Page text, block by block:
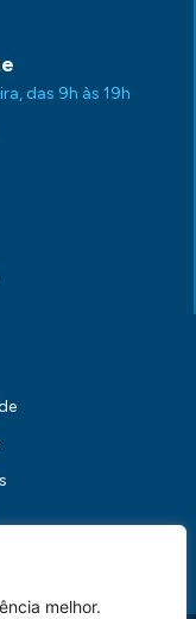
melhor.
das 9h às 19h
dos Dados